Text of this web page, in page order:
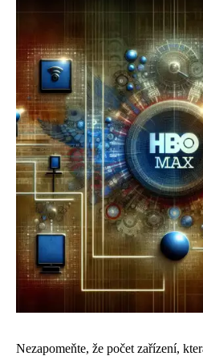
Nezapomeňte, že počet zařízení,